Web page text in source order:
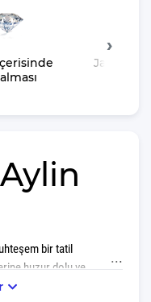
bir tatil
huzur dolu ve
düşünülmüştür.